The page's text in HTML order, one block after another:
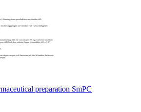
preparation SmPC